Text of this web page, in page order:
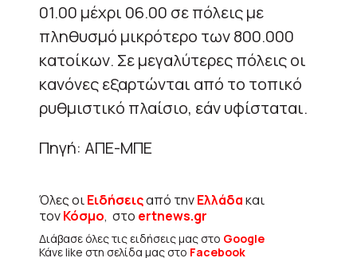
01.00 μέχρι 06.00 σε πόλεις με
πληθυσμό μικρότερο των 800.000
κατοίκων. Σε μεγαλύτερες πόλεις οι
κανόνες εξαρτώνται από το τοπικό
ρυθμιστικό πλαίσιο, εάν υφίσταται.
Πηγή: ΑΠΕ-ΜΠΕ
Όλες οιΕιδήσειςαπό τηνΕλλάδακαι
τονΚόσμο, στο ertnews.gr
Διάβασε όλες τις ειδήσεις μας στο Google
Κάνε like στη σελίδα μας στο Facebook